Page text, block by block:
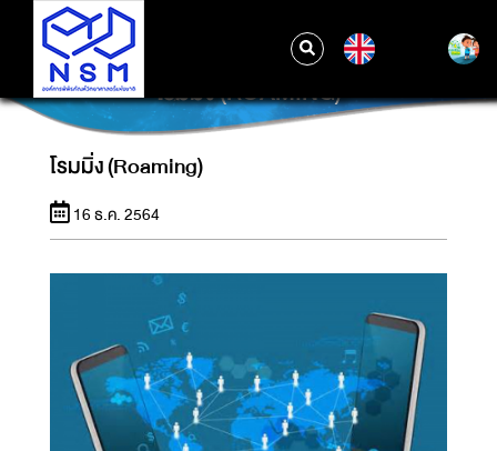
โรมมิ่ง (ROAMING)
โรมมิ่ง (Roaming)
16 ธ.ค. 2564